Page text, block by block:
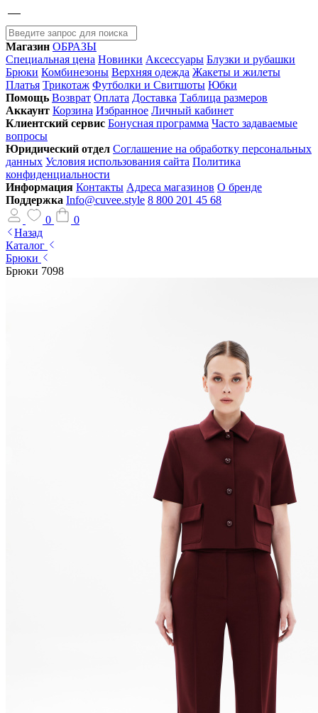
Магазин ОБРАЗЫ
Специальная цена Новинки Аксессуары Блузки и рубашки
Брюки Комбинезоны Верхняя одежда Жакеты и жилеты
Платья Трикотаж Футболки и Свитшоты Юбки
Помощь Возврат Оплата Доставка Таблица размеров
Аккаунт Корзина Избранное Личный кабинет
Клиентский сервис Бонусная программа Часто задаваемые
вопросы
Юридический отдел Соглашение на обработку персональных
данных Условия использования сайта Политика
конфиденциальности
Информация Контакты Адреса магазинов О бренде
Поддержка Info@cuvee.style 8 800 201 45 68
0
0
Назад
Каталог
Брюки
Брюки 7098